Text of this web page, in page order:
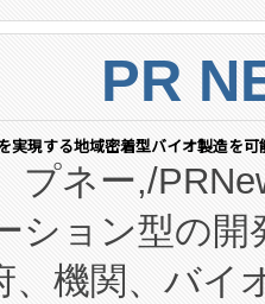
PR
実現する地域密着型バイオ製造を
プネー,/
ション型の
、機関、バイ